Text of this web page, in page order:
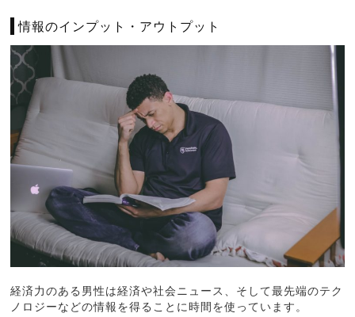
情報のインプット・アウトプット
経済力のある男性は経済や社会ニュース、そして最先端のテク
ノロジーなどの情報を得ることに時間を使っています。